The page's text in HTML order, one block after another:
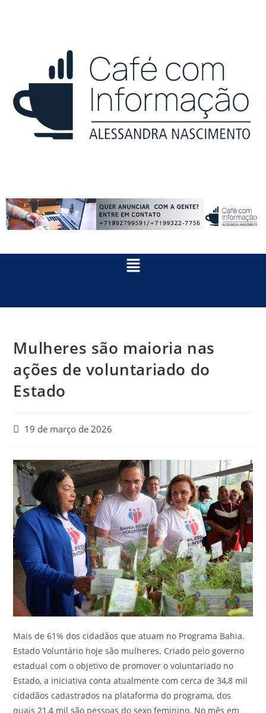
Mulheres são maioria nas
ações de voluntariado do
Estado
19 de março de 2026
Mais de 61% dos cidadãos que atuam no Programa Bahia.
Estado Voluntário hoje são mulheres. Criado pelo governo
estadual com o objetivo de promover o voluntariado no
Estado, a iniciativa conta atualmente com cerca de 34,8 mil
cidadãos cadastrados na plataforma do programa, dos
quais 21,4 mil são pessoas do sexo feminino. No mês em